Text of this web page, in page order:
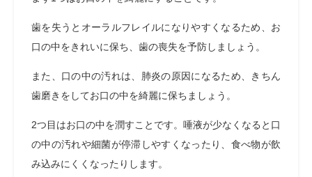
歯を失うとオーラルフレイルになりやすくなるため、お
口の中をきれいに保ち、歯の喪失を予防しましょう。
また、口の中の汚れは、肺炎の原因になるため、きちん
歯磨きをしてお口の中を綺麗に保ちましょう。
2つ目はお口の中を潤すことです。唾液が少なくなると口
の中の汚れや細菌が停滞しやすくなったり、食べ物が飲
み込みにくくなったりします。